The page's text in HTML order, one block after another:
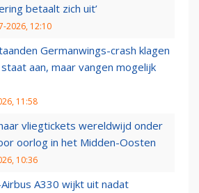
betaalt zich uit’
2026, 12:10
Germanwings-crash klagen
aan, maar vangen mogelijk
11:58
vliegtickets wereldwijd onder
oorlog in het Midden-Oosten
10:36
Airbus A330 wijkt uit nadat